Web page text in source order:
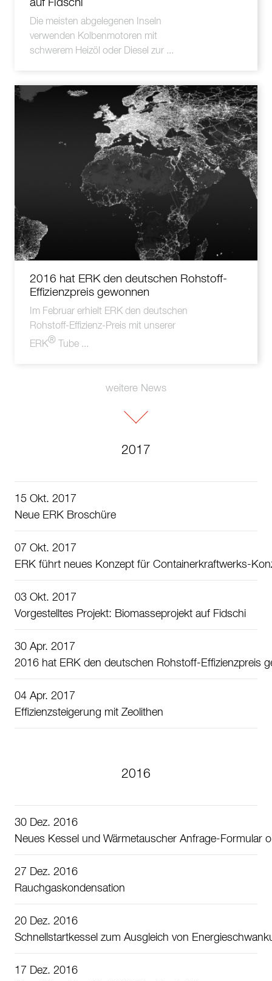
auf Fidschi
Die meisten abgelegenen Inseln
verwenden Kolbenmotoren mit
schwerem Heizöl oder Diesel zur ...
2016 hat ERK den deutschen Rohstoff-
Effizienzpreis gewonnen
Im Februar erhielt ERK den deutschen
Rohstoff-Effizienz-Preis mit unserer
ERK® Tube ...
weitere News
2017
15 Okt. 2017
Neue ERK Broschüre
07 Okt. 2017
ERK führt neues Konzept für Containerkraftwerks-
03 Okt. 2017
Vorgestelltes Projekt: Biomasseprojekt auf Fidschi
30 Apr. 2017
2016 hat ERK den deutschen Rohstoff-Effizienzpreis
04 Apr. 2017
Effizienzsteigerung mit Zeolithen
2016
30 Dez. 2016
Neues Kessel und Wärmetauscher Anfrage-Formular
27 Dez. 2016
Rauchgaskondensation
20 Dez. 2016
Schnellstartkessel zum Ausgleich von
17 Dez. 2016